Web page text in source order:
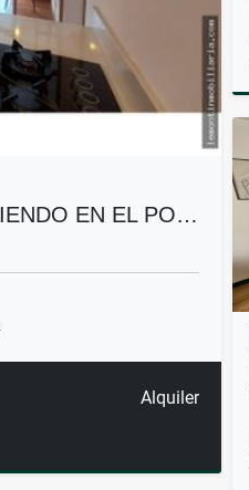
EN EL PO…
Alquiler